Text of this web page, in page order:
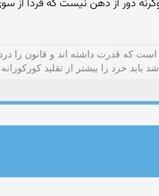
دور از ذهن نیست که فردا از
که قدرت داشته اند و قانون را
خرد را بیشتر از تقلید